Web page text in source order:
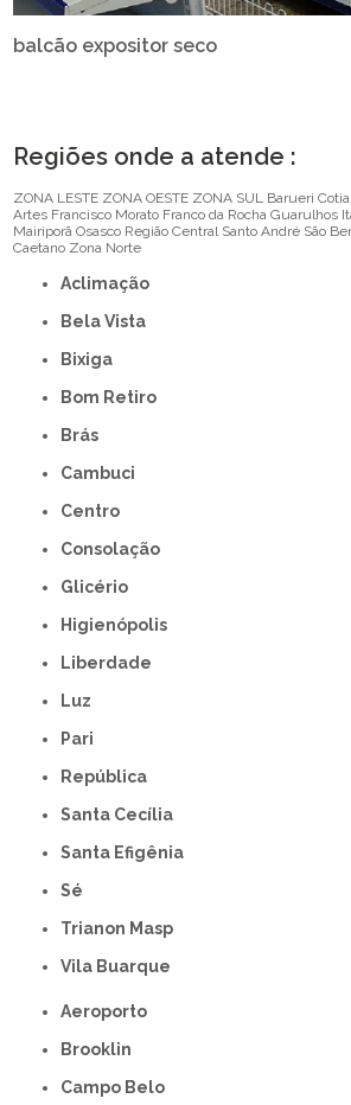
balcão expositor seco
Regiões onde a atende :
ZONA LESTE ZONA OESTE ZONA SUL Barueri Cotia
Artes Francisco Morato Franco da Rocha Guarulhos
Mairiporã Osasco Região Central Santo André São
Caetano Zona Norte
Aclimação
Bela Vista
Bixiga
Bom Retiro
Brás
Cambuci
Centro
Consolação
Glicério
Higienópolis
Liberdade
Luz
Pari
República
Santa Cecília
Santa Efigênia
Sé
Trianon Masp
Vila Buarque
Aeroporto
Brooklin
Campo Belo